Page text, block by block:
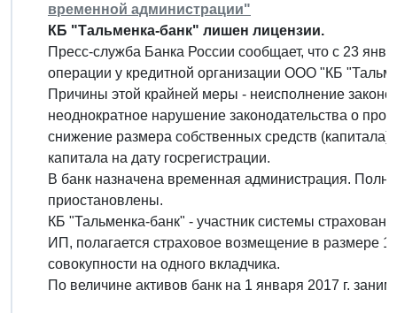
временной администрации"
КБ "Тальменка-банк" лишен лицензии.
Пресс-служба Банка России сообщает, что с 23
операции у кредитной организации ООО "КБ
Причины этой крайней меры - неисполнение
неоднократное нарушение законодательства о
снижение размера собственных средств
капитала на дату госрегистрации.
В банк назначена временная администрация.
приостановлены.
КБ "Тальменка-банк" - участник системы
ИП, полагается страховое возмещение в размере
совокупности на одного вкладчика.
По величине активов банк на 1 января 2017 г.